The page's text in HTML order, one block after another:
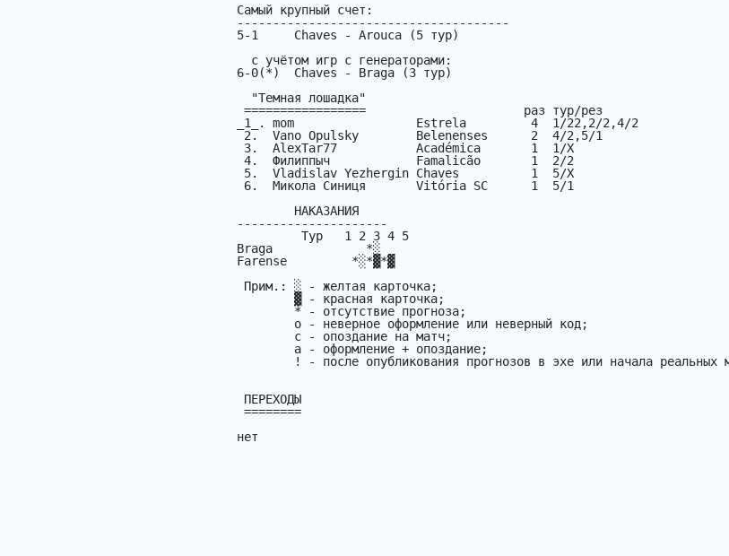
Самый крупный счет:
--------------------------------------
5-1     Chaves - Arouca (5 тур)
6-0(*)  Chaves - Braga (3 тур)
_1_. mom                 Estrela         4  1/22,2/2,4/2
---------------------
Braga             *░
Farense         *░*▓*▓
нет